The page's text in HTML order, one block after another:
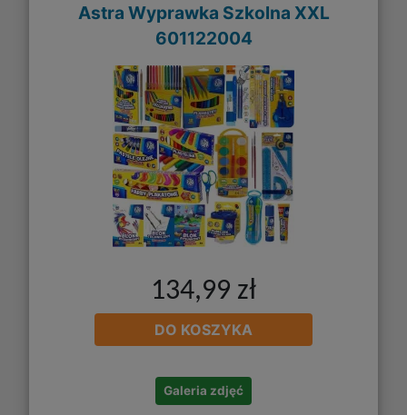
Astra Wyprawka Szkolna XXL
601122004
134,99 zł
DO KOSZYKA
Galeria zdjęć